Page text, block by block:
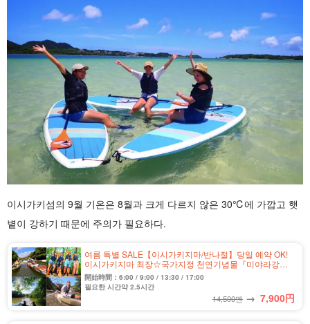
이시가키섬의 9월 기온은 8월과 크게 다르지 않은 30℃에 가깝고 햇
볕이 강하기 때문에 주의가 필요하다.
여름 특별 SALE【이시가키지마/반나절】당일 예약 OK!
이시가키지마 최장☆국가지정 천연기념물『미야라강』
맹그로브 카누 투어★사진 무료&송영 포함(No.328)
開始時間：6:00 / 9:00 / 13:30 / 17:00
필요한 시간약 2.5시간
14,500엔 → 7,900円